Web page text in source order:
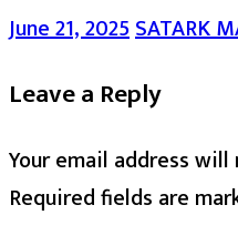
June 21, 2025SATARK
Leave a Reply
Your email address
Required fields are